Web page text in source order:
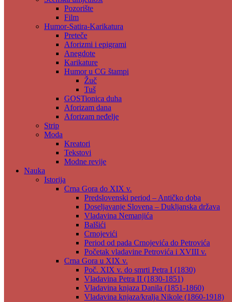
Pozorište
Film
Humor-Satira-Karikatura
Preteče
Aforizmi i epigrami
Anegdote
Karikature
Humor u CG štampi
Žuč
Tuš
GOSTionica duha
Aforizam dana
Aforizam neđelje
Strip
Moda
Kreatori
Tekstovi
Modne revije
Nauka
Istorija
Crna Gora do XIX v.
Predslovenski period – Antičko doba
Doseljavanje Slovena – Dukljanska država
Vladavina Nemanjića
Balšići
Crnojevići
Period od pada Crnojevića do Petrovića
Početak vladavine Petrovića i XVIII v.
Crna Gora u XIX v.
Poč. XIX v. do smrti Petra I (1830)
Vladavina Petra II (1830-1851)
Vladavina knjaza Danila (1851-1860)
Vladavina knjaza/kralja Nikole (1860-1918)